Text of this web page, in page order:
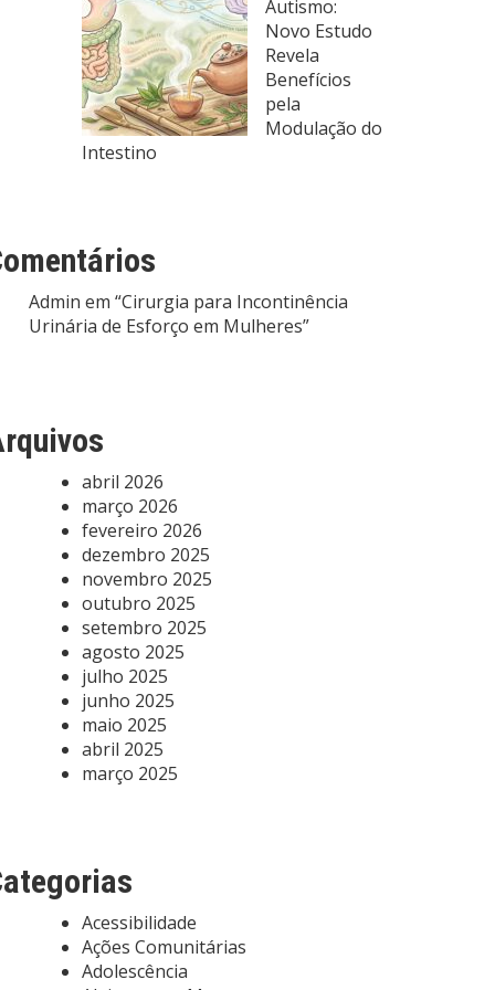
Autismo:
Novo Estudo
Revela
Benefícios
pela
Modulação do
Intestino
Admin em “Cirurgia para Incontinência
Urinária de Esforço em Mulheres”
abril 2026
março 2026
fevereiro 2026
dezembro 2025
novembro 2025
outubro 2025
setembro 2025
agosto 2025
julho 2025
junho 2025
maio 2025
abril 2025
março 2025
Acessibilidade
Ações Comunitárias
Adolescência